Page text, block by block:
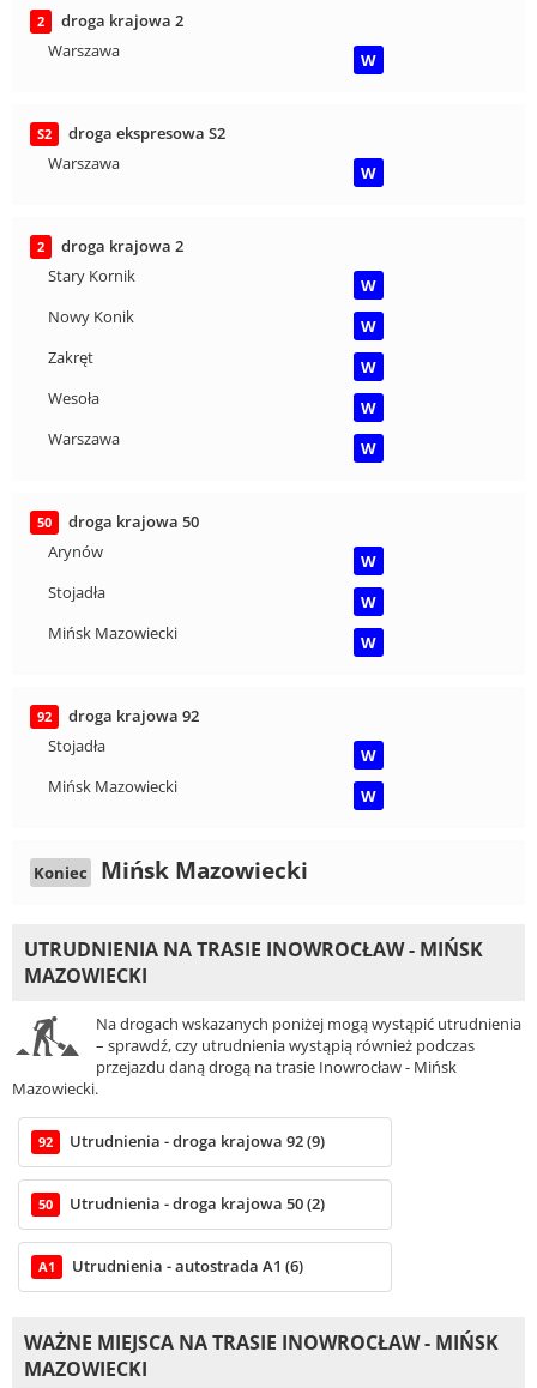
2
droga krajowa 2
Warszawa
W
S2
droga ekspresowa S2
Warszawa
W
2
droga krajowa 2
Stary Kornik
W
Nowy Konik
W
Zakręt
W
Wesoła
W
Warszawa
W
50
droga krajowa 50
Arynów
W
Stojadła
W
Mińsk Mazowiecki
W
92
droga krajowa 92
Stojadła
W
Mińsk Mazowiecki
W
Koniec Mińsk Mazowiecki
UTRUDNIENIA NA TRASIE INOWROCŁAW - MIŃSK
MAZOWIECKI
Na drogach wskazanych poniżej mogą wystąpić utrudnienia
– sprawdź, czy utrudnienia wystąpią również podczas
przejazdu daną drogą na trasie Inowrocław - Mińsk
Mazowiecki.
92 Utrudnienia - droga krajowa 92 (9)
50 Utrudnienia - droga krajowa 50 (2)
A1 Utrudnienia - autostrada A1 (6)
WAŻNE MIEJSCA NA TRASIE INOWROCŁAW - MIŃSK
MAZOWIECKI